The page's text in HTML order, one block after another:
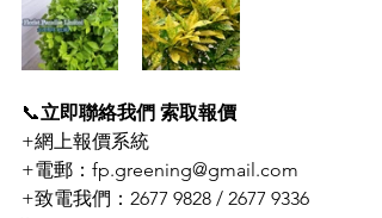
📞立即聯絡我們 索取報價
+網上報價系統
+電郵：fp.greening@gmail.com
+致電我們：2677 9828 / 2677 9336